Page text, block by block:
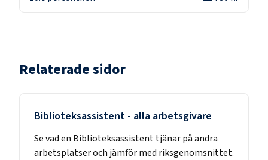
Relaterade sidor
Biblioteksassistent - alla arbetsgivare
Se vad en Biblioteksassistenttjänar på andra
arbetsplatser och jämför med riksgenomsnittet.